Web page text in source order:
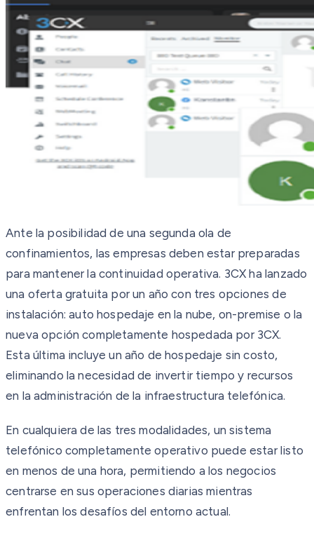
Ante la posibilidad de una segunda ola de
confinamientos, las empresas deben estar preparadas
para mantener la continuidad operativa. 3CX ha lanzado
una oferta gratuita por un año con tres opciones de
instalación: auto hospedaje en la nube, on-premise o la
nueva opción completamente hospedada por 3CX.
Esta última incluye un año de hospedaje sin costo,
eliminando la necesidad de invertir tiempo y recursos
en la administración de la infraestructura telefónica.
En cualquiera de las tres modalidades, un sistema
telefónico completamente operativo puede estar listo
en menos de una hora, permitiendo a los negocios
centrarse en sus operaciones diarias mientras
enfrentan los desafíos del entorno actual.